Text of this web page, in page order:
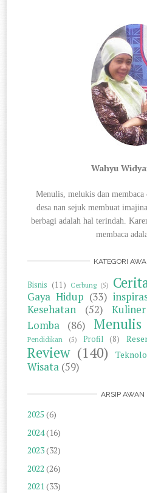
Wahyu
Menulis, melukis dan membaca
desa nan sejuk membuat
berbagi adalah hal terindah.
membaca
KATEGORI
Bisnis (11) Cerbung (5)
Gaya Hidup (33)
Kesehatan
(52) Kuliner
Lomba
(86) Menulis
Pendidikan (5) Profil (8)
Review (140)
Wisata (59)
ARSIP AWAN
2025 (6)
2024(16)
2023(32)
2022 (26)
2021(33)